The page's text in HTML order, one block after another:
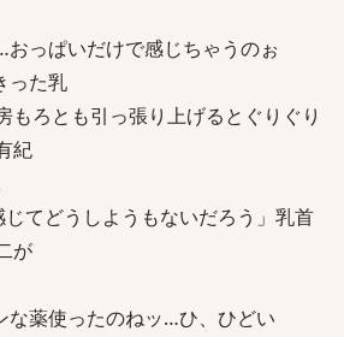
おっぱいだけで感じちゃうのぉ
った乳
もろとも引っ張り上げるとぐりぐり
紀
てどうしようもないだろう」乳首
が
な薬使ったのねッ…ひ、ひどい